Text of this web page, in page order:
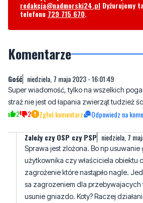
Komentarze
Super wiadomość, tylko na wszelkich
2 2 Zgłoś komentarz Odpowiedz na
Zależy czy OSP czy PSP niedziela, 7
Sprawa jest zlożona. Bo np usuwanie
zagrożenie które nastąpiło nagle.
sa zagrozeniem dla przebywajacych
usunie gniazdo. Koty? Raczej
babć które wzywają. Bo czyż ktoś
kota na drzewie? Kot zawsze
generalnie straż jest od ratownictwa